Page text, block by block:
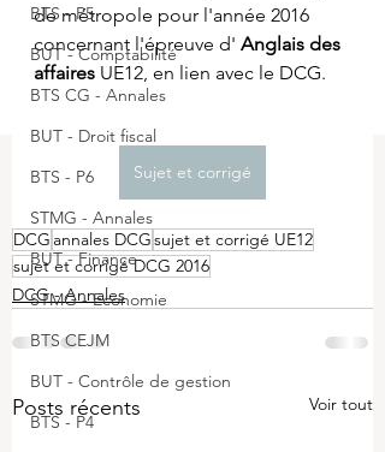
BTS - P5
BUT - Comptabilité
BTS CG - Annales
BUT - Droit fiscal
BTS - P6
STMG - Annales
BUT - Finance
STMG - Economie
BTS CEJM
BUT - Contrôle de gestion
BTS - P4
de métropole pour l'année 2016
concernant l'épreuve d' Anglais des
affaires UE12, en lien avec le DCG.
Sujet et corrigé
DCG annales DCGsujet et corrigé UE12
sujet et corrigé DCG 2016
DCG - Annales
Posts récents Voir tout